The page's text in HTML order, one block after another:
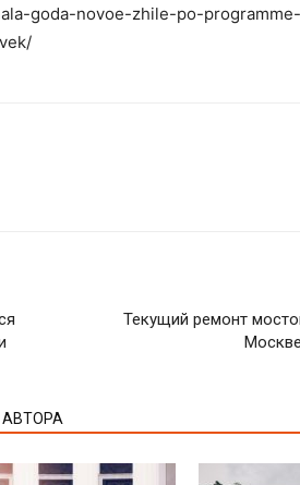
goda-novoe-zhile-po-
Текущий ремонт